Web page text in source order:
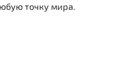
точку мира.